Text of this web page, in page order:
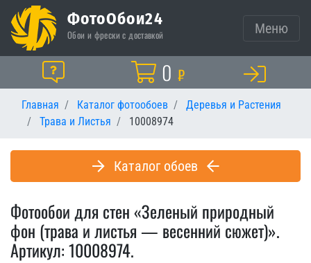
ФотоОбои24
Обои и фрески с доставкой Меню
Помощь Корзина
0 ₽
Главная Каталог фотообоев
Деревья и Растения
Трава и Листья
10008974
Каталог обоев
Фотообои для стен «Зеленый природный
фон (трава и листья — весенний сюжет)».
Артикул: 10008974.